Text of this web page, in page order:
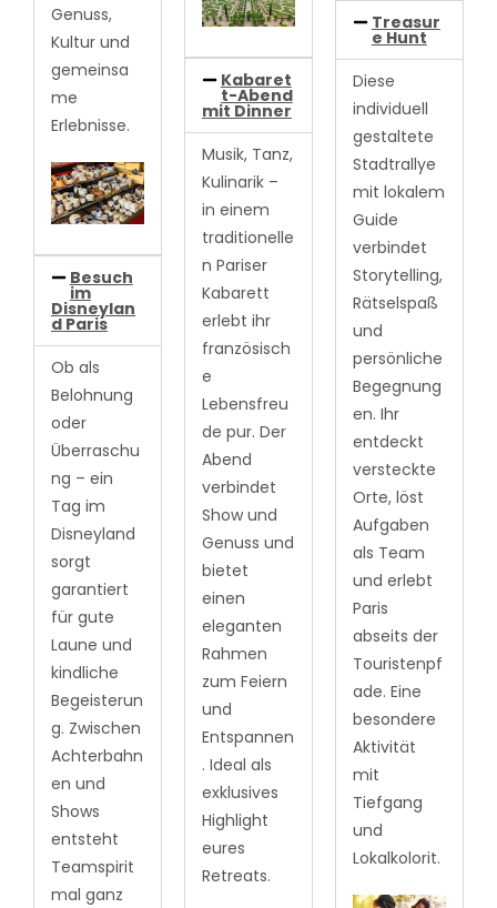
Genuss,
Kultur und
gemeinsa
me
Erlebnisse.
Besuch
im
Disneylan
d Paris
Ob als
Belohnung
oder
Überraschu
ng – ein
Tag im
Disneyland
sorgt
garantiert
für gute
Laune und
kindliche
Begeisterun
g. Zwischen
Achterbahn
en und
Shows
entsteht
Teamspirit
mal ganz
Kabaret
t-Abend
mit Dinner
Musik, Tanz,
Kulinarik –
in einem
traditionelle
n Pariser
Kabarett
erlebt ihr
französisch
e
Lebensfreu
de pur. Der
Abend
verbindet
Show und
Genuss und
bietet
einen
eleganten
Rahmen
zum Feiern
und
Entspannen
. Ideal als
exklusives
Highlight
eures
Retreats.
Treasur
e Hunt
Diese
individuell
gestaltete
Stadtrallye
mit lokalem
Guide
verbindet
Storytelling,
Rätselspaß
und
persönliche
Begegnung
en. Ihr
entdeckt
versteckte
Orte, löst
Aufgaben
als Team
und erlebt
Paris
abseits der
Touristenpf
ade. Eine
besondere
Aktivität
mit
Tiefgang
und
Lokalkolorit.